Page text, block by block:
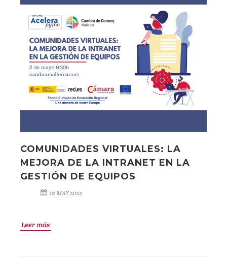
COMUNIDADES VIRTUALES: LA
MEJORA DE LA INTRANET EN LA
GESTIÓN DE EQUIPOS
02 MAY 2022
Leer más